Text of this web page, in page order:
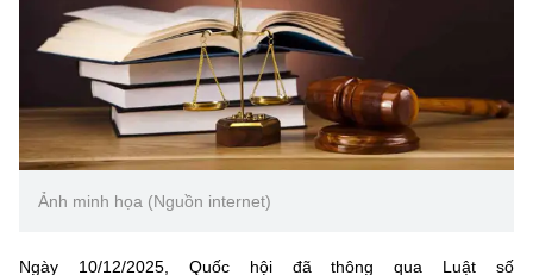
Tin tổng hợp
Tin địa phương
Bưu chính, Viễn thông
Sở hữu trí tuệ
Tiêu chuẩn, đo lường, chất lượng
Infographic
Voice
Nhiệm vụ trọng tâm
Ảnh minh họa (Nguồn internet)
Ngày 10/12/2025, Quốc hội đã thông qua Luật số